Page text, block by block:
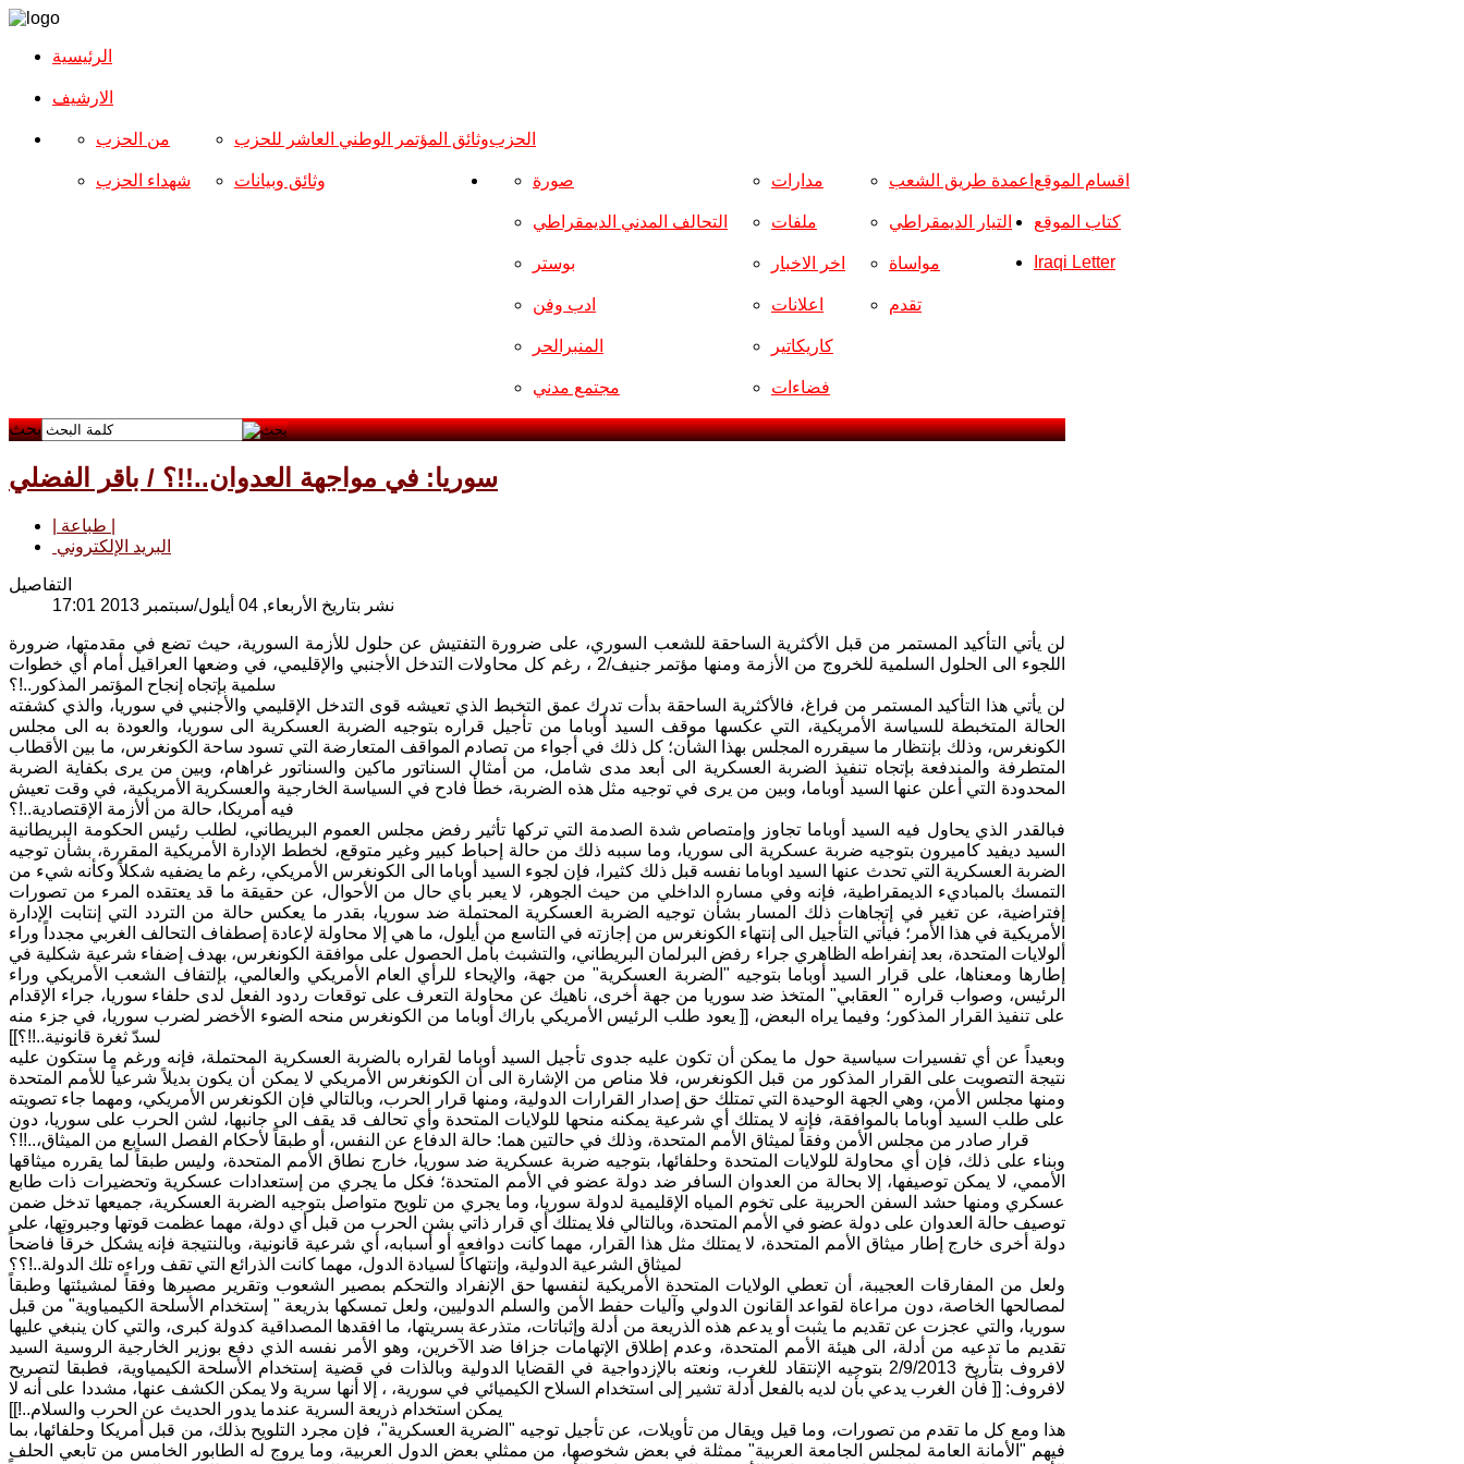
الرئيسية
الارشیف
الحزب من الحزب
شهداء الحزب
وثائق المؤتمر الوطني العاشر للحزب
وثائق وبيانات اقسام الموقع صورة
التحالف المدني الديمقراطي
بوستر
ادب وفن
المنبرالحر
مجتمع مدني
مدارات
ملفات
اخر الاخبار
اعلانات
كاريكاتير
فضاءات
اعمدة طريق الشعب
التيار الديمقراطي
مواساة
تقدم
كتاب الموقع
Iraqi Letter
بحث
سوريا: في مواجهة العدوان..!!؟ / باقر الفضلي
البريد الإلكتروني
التفاصيل
نشر بتاريخ الأربعاء, 04 أيلول/سبتمبر 2013 17:01
لن يأتي التأكيد المستمر من قبل الأكثرية الساحقة للشعب السوري، على ضرورة التفتيش عن حلول للأزمة السورية، حيث تضع في مقدمتها، ضرورة
اللجوء الى الحلول السلمية للخروج من الأزمة ومنها مؤتمر جنيف/2 ، رغم كل محاولات التدخل الأجنبي والإقليمي، في وضعها العراقيل أمام أي خطوات
سلمية بإتجاه إنجاح المؤتمر المذكور..!؟
لن يأتي هذا التأكيد المستمر من فراغ، فالأكثرية الساحقة بدأت تدرك عمق التخبط الذي تعيشه قوى التدخل الإقليمي والأجنبي في سوريا، والذي كشفته
الحالة المتخبطة للسياسة الأمريكية، التي عكسها موقف السيد أوباما من تأجيل قراره بتوجيه الضربة العسكرية الى سوريا، والعودة به الى مجلس
الكونغرس، وذلك بإنتظار ما سيقرره المجلس بهذا الشأن؛ كل ذلك في أجواء من تصادم المواقف المتعارضة التي تسود ساحة الكونغرس، ما بين الأقطاب
المتطرفة والمندفعة بإتجاه تنفيذ الضربة العسكرية الى أبعد مدى شامل، من أمثال السناتور ماكين والسناتور غراهام، وبين من يرى بكفاية الضربة
المحدودة التي أعلن عنها السيد أوباما، وبين من يرى في توجيه مثل هذه الضربة، خطأ فادح في السياسة الخارجية والعسكرية الأمريكية، في وقت تعيش
فيه أمريكا، حالة من ألأزمة الإقتصادية..!؟
فبالقدر الذي يحاول فيه السيد أوباما تجاوز وإمتصاص شدة الصدمة التي تركها تأثير رفض مجلس العموم البريطاني، لطلب رئيس الحكومة البريطانية
السيد ديفيد كاميرون بتوجيه ضربة عسكرية الى سوريا، وما سببه ذلك من حالة إحباط كبير وغير متوقع، لخطط الإدارة الأمريكية المقررة، بشأن توجيه
الضربة العسكرية التي تحدث عنها السيد اوباما نفسه قبل ذلك كثيرا، فإن لجوء السيد أوباما الى الكونغرس الأمريكي، رغم ما يضفيه شكلاً وكأنه شيء من
التمسك بالمباديء الديمقراطية، فإنه وفي مساره الداخلي من حيث الجوهر، لا يعبر بأي حال من الأحوال، عن حقيقة ما قد يعتقده المرء من تصورات
إفتراضية، عن تغير في إتجاهات ذلك المسار بشأن توجيه الضربة العسكرية المحتملة ضد سوريا، بقدر ما يعكس حالة من التردد التي إنتابت الإدارة
الأمريكية في هذا الأمر؛ فيأتي التأجيل الى إنتهاء الكونغرس من إجازته في التاسع من أيلول، ما هي إلا محاولة لإعادة إصطفاف التحالف الغربي مجدداً وراء
ألولايات المتحدة، بعد إنفراطه الظاهري جراء رفض البرلمان البريطاني، والتشبث بأمل الحصول على موافقة الكونغرس، بهدف إضفاء شرعية شكلية في
إطارها ومعناها، على قرار السيد أوباما بتوجيه "الضربة العسكرية" من جهة، والإيحاء للرأي العام الأمريكي والعالمي، بإلتفاف الشعب الأمريكي وراء
الرئيس، وصواب قراره " العقابي" المتخذ ضد سوريا من جهة أخرى، ناهيك عن محاولة التعرف على توقعات ردود الفعل لدى حلفاء سوريا، جراء الإقدام
على تنفيذ القرار المذكور؛ وفيما يراه البعض، [[ يعود طلب الرئيس الأمريكي باراك أوباما من الكونغرس منحه الضوء الأخضر لضرب سوريا، في جزء منه
لسدّ ثغرة قانونية..!!؟]]
وبعيداً عن أي تفسيرات سياسية حول ما يمكن أن تكون عليه جدوى تأجيل السيد أوباما لقراره بالضربة العسكرية المحتملة، فإنه ورغم ما ستكون عليه
نتيجة التصويت على القرار المذكور من قبل الكونغرس، فلا مناص من الإشارة الى أن الكونغرس الأمريكي لا يمكن أن يكون بديلاً شرعياً للأمم المتحدة
ومنها مجلس الأمن، وهي الجهة الوحيدة التي تمتلك حق إصدار القرارات الدولية، ومنها قرار الحرب، وبالتالي فإن الكونغرس الأمريكي، ومهما جاء تصويته
على طلب السيد أوباما بالموافقة، فإنه لا يمتلك أي شرعية يمكنه منحها للولايات المتحدة وأي تحالف قد يقف الى جانبها، لشن الحرب على سوريا، دون
قرار صادر من مجلس الأمن وفقاً لميثاق الأمم المتحدة، وذلك في حالتين هما: حالة الدفاع عن النفس، أو طبقاً لأحكام الفصل السابع من الميثاق،..!!؟
وبناء على ذلك، فإن أي محاولة للولايات المتحدة وحلفائها، بتوجيه ضربة عسكرية ضد سوريا، خارج نطاق الأمم المتحدة، وليس طبقاً لما يقرره ميثاقها
الأممي، لا يمكن توصيفها، إلا بحالة من العدوان السافر ضد دولة عضو في الأمم المتحدة؛ فكل ما يجري من إستعدادات عسكرية وتحضيرات ذات طابع
عسكري ومنها حشد السفن الحربية على تخوم المياه الإقليمية لدولة سوريا، وما يجري من تلويح متواصل بتوجيه الضربة العسكرية، جميعها تدخل ضمن
توصيف حالة العدوان على دولة عضو في الأمم المتحدة، وبالتالي فلا يمتلك أي قرار ذاتي بشن الحرب من قبل أي دولة، مهما عظمت قوتها وجبروتها، على
دولة أخرى خارج إطار ميثاق الأمم المتحدة، لا يمتلك مثل هذا القرار، مهما كانت دوافعه أو أسبابه، أي شرعية قانونية، وبالنتيجة فإنه يشكل خرقاً فاضحاً
لميثاق الشرعية الدولية، وإنتهاكاً لسيادة الدول، مهما كانت الذرائع التي تقف وراءه تلك الدولة..!؟؟
ولعل من المفارقات العجيبة، أن تعطي الولايات المتحدة الأمريكية لنفسها حق الإنفراد والتحكم بمصير الشعوب وتقرير مصيرها وفقاً لمشيئتها وطبقاً
لمصالحها الخاصة، دون مراعاة لقواعد القانون الدولي وآليات حفط الأمن والسلم الدوليين، ولعل تمسكها بذريعة " إستخدام الأسلحة الكيمياوية" من قبل
سوريا، والتي عجزت عن تقديم ما يثبت أو يدعم هذه الذريعة من أدلة وإثباتات، متذرعة بسريتها، ما افقدها المصداقية كدولة كبرى، والتي كان ينبغي عليها
تقديم ما تدعيه من أدلة، الى هيئة الأمم المتحدة، وعدم إطلاق الإتهامات جزافا ضد الآخرين، وهو الأمر نفسه الذي دفع بوزير الخارجية الروسية السيد
لافروف بتأريخ 2/9/2013 بتوجيه الإنتقاد للغرب، ونعته بالإزدواجية في القضايا الدولية وبالذات في قضية إستخدام الأسلحة الكيمياوية، فطبقا لتصريح
لافروف: [[ فأن الغرب يدعي بأن لديه بالفعل أدلة تشير إلى استخدام السلاح الكيميائي في سورية، ، إلا أنها سرية ولا يمكن الكشف عنها، مشددا على أنه لا
يمكن استخدام ذريعة السرية عندما يدور الحديث عن الحرب والسلام..!]]
هذا ومع كل ما تقدم من تصورات، وما قيل ويقال من تأويلات، عن تأجيل توجيه "الضرية العسكرية"، فإن مجرد التلويح بذلك، من قبل أمريكا وحلفائها، بما
فيهم "الأمانة العامة لمجلس الجامعة العربية" ممثلة في بعض شخوصها، من ممثلي بعض الدول العربية، وما يروج له الطابور الخامس من تابعي الحلف